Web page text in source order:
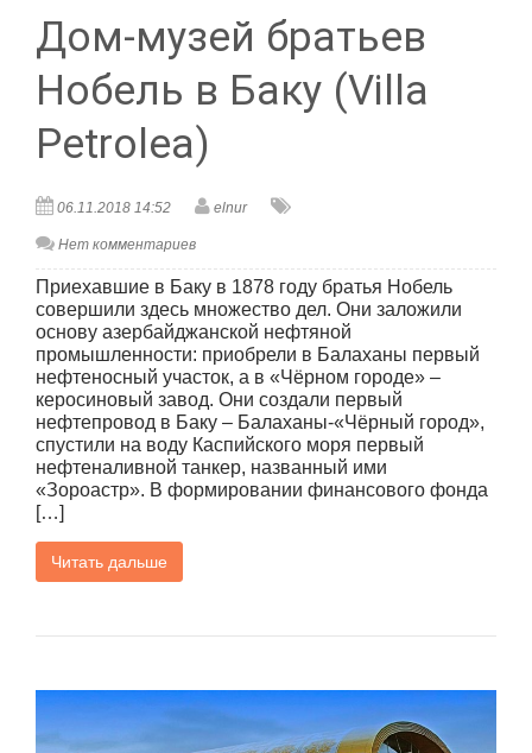
Дом-музей братьев
Нобель в Баку (Villa
Petrolea)
06.11.2018 14:52 elnur
Нет комментариев
Приехавшие в Баку в 1878 году братья Нобель
совершили здесь множество дел. Они заложили
основу азербайджанской нефтяной
промышленности: приобрели в Балаханы первый
нефтеносный участок, а в «Чёрном городе» –
керосиновый завод. Они создали первый
нефтепровод в Баку – Балаханы-«Чёрный город»,
спустили на воду Каспийского моря первый
нефтеналивной танкер, названный ими
«Зороастр». В формировании финансового фонда
[…]
Читать дальше